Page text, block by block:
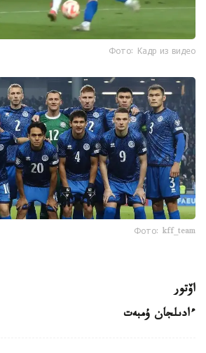
Фото: Кадр из видео
Фото: kff_team
اۆتور
ءادىلجان ۇمبەت